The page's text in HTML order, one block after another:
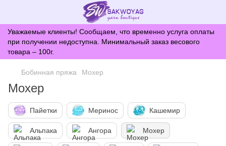
Уважаемые клиенты! Сообщаем, что временно услуга оплаты
при получении недоступна. Минимальный заказ весового
товара – 100г.
Бобинная пряжа Мохер
Мохер
Пайетки Меринос Кашемир
Альпака Ангора Мохер